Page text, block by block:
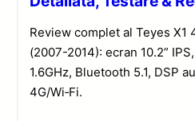
Review complet al Teyes X1
(2007-2014): ecran 10.2”
1.6GHz, Bluetooth 5.1, DSP
4G/Wi‑Fi.